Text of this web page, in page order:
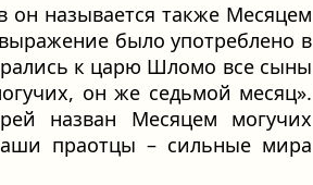
он называется также Месяцем
было употреблено в
к царю Шломо все сыны
он же седьмой месяц».
назван Месяцем могучих
праотцы – сильные мира